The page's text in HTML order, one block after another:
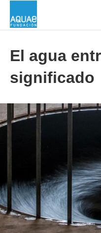
El agua
significado